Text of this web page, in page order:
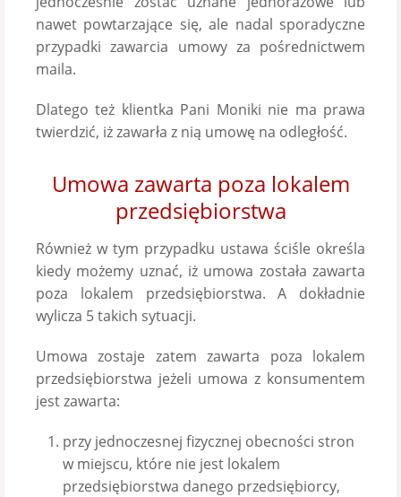
nawet powtarzające się, ale nadal sporadyczne
przypadki zawarcia umowy za pośrednictwem
maila.
Dlatego też klientka Pani Moniki nie ma prawa
twierdzić, iż zawarła z nią umowę na odległość.
Umowa zawarta poza lokalem
przedsiębiorstwa
Również w tym przypadku ustawa ściśle określa
kiedy możemy uznać, iż umowa została zawarta
poza lokalem przedsiębiorstwa. A dokładnie
wylicza 5 takich sytuacji.
Umowa zostaje zatem zawarta poza lokalem
przedsiębiorstwa jeżeli umowa z konsumentem
jest zawarta:
przy jednoczesnej fizycznej obecności stron
w miejscu, które nie jest lokalem
przedsiębiorstwa danego przedsiębiorcy,